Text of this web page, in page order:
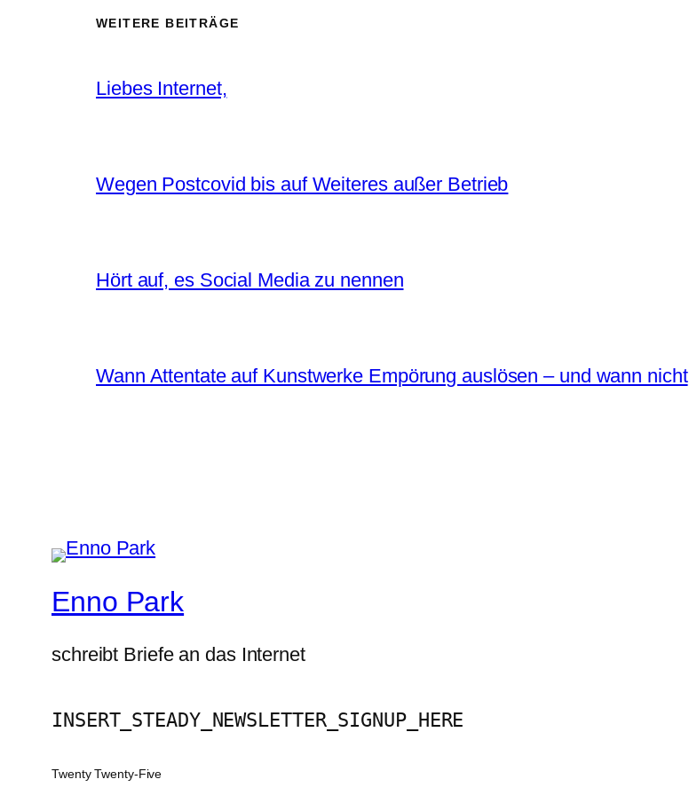
WEITERE BEITRÄGE
Liebes Internet,
Wegen Postcovid bis auf Weiteres außer Betrieb
Hört auf, es Social Media zu nennen
Wann Attentate auf Kunstwerke Empörung auslösen – und wann nicht
Enno Park
schreibt Briefe an das Internet
INSERT_STEADY_NEWSLETTER_SIGNUP_HERE
Twenty Twenty-Five